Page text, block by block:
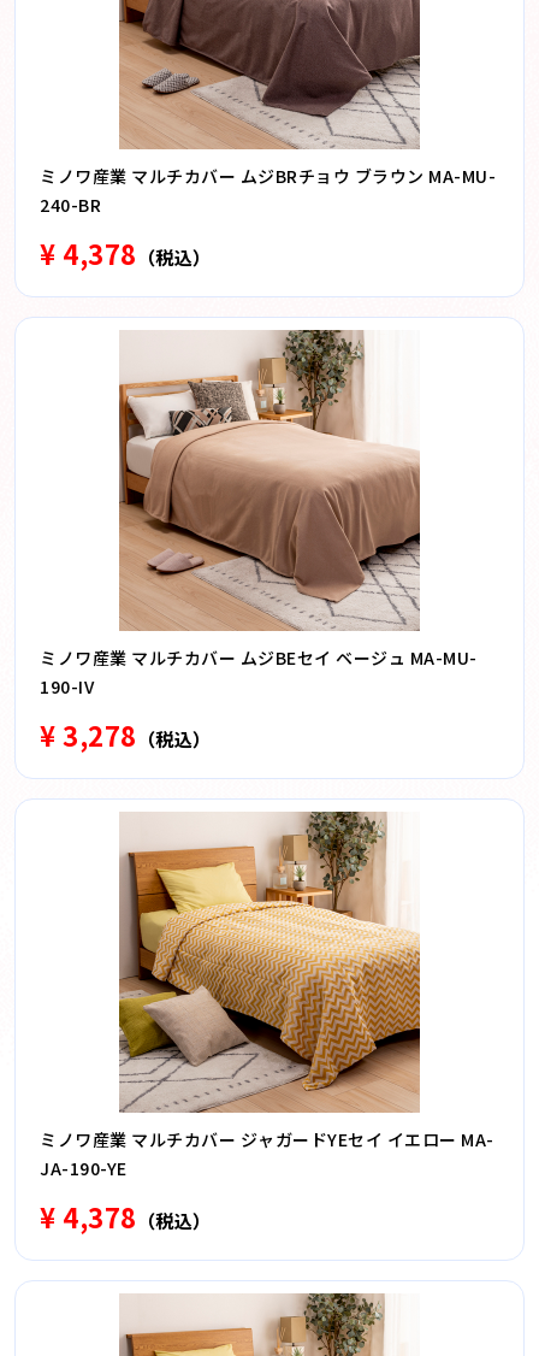
ミノワ産業 マルチカバー ムジBRチョウ ブラウン MA-MU-
240-BR
¥ 4,378 （税込）
ミノワ産業 マルチカバー ムジBEセイ ベージュ MA-MU-
190-IV
¥ 3,278 （税込）
ミノワ産業 マルチカバー ジャガードYEセイ イエロー MA-
JA-190-YE
¥ 4,378 （税込）